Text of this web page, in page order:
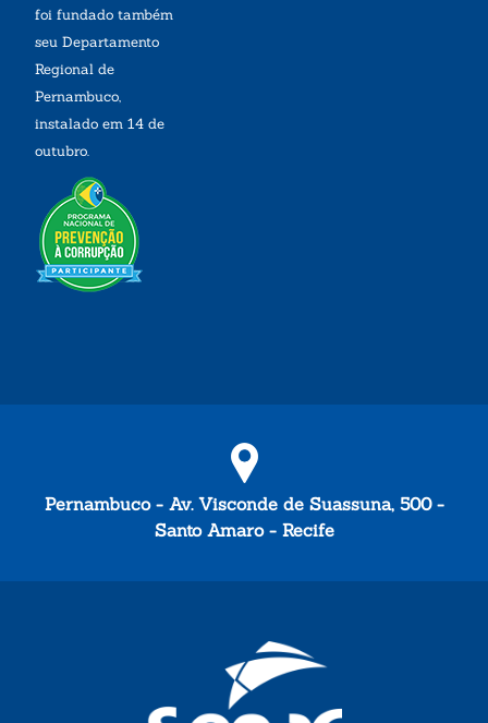
foi fundado também
seu Departamento
Regional de
Pernambuco,
instalado em 14 de
outubro.
Pernambuco - Av. Visconde de Suassuna, 500 -
Santo Amaro - Recife